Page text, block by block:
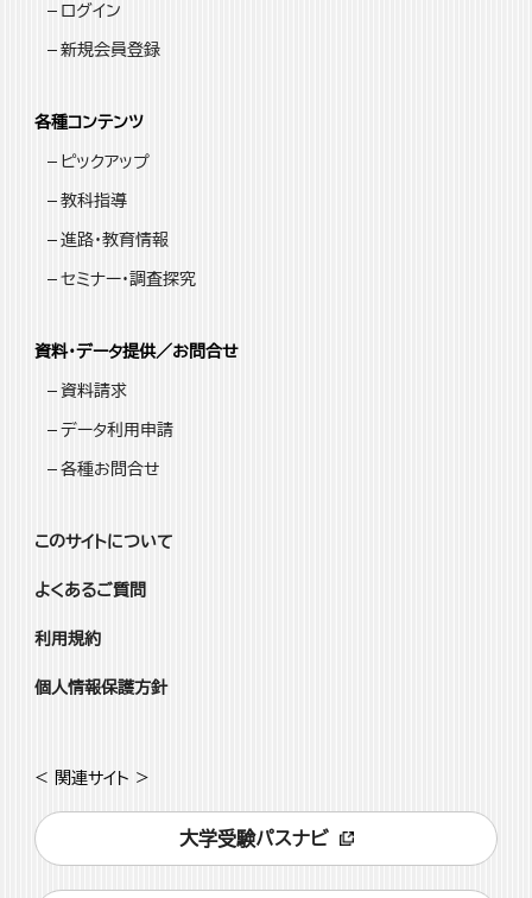
ログイン
新規会員登録
各種コンテンツ
ピックアップ
教科指導
進路・教育情報
セミナー・調査探究
資料・データ提供／お問合せ
資料請求
データ利用申請
各種お問合せ
このサイトについて
よくあるご質問
利用規約
個人情報保護方針
< 関連サイト >
大学受験パスナビ